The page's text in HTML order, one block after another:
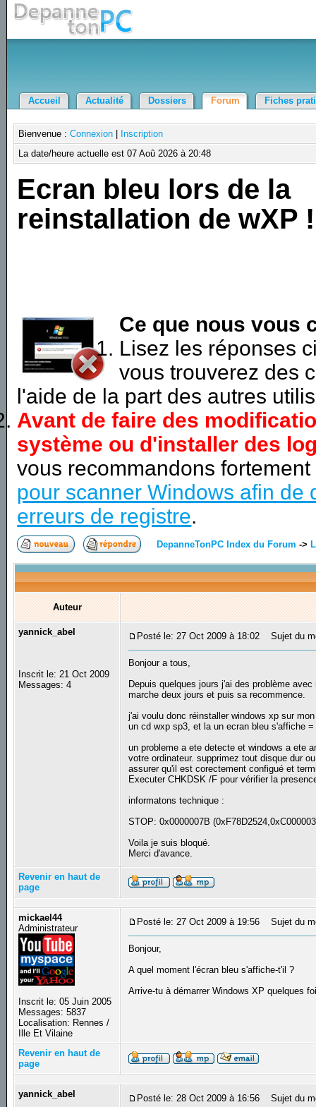
Accueil Actualité Dossiers Forum Fiches
Bienvenue :Connexion
Inscription
La date/heure actuelle est 07 Aoû 2026 à 20:48
Ecran bleu lors de la
reinstallation de wXP !
Ce que nous vous
Lisez les réponses
vous trouverez des
l'aide de la part des autres
Avant de faire des
système ou d'installer des
vous recommandons
pour scanner Windows afin de
erreurs de registre.
DepanneTonPC Index du Forum ->
Auteur
yannick_abel
Inscrit le: 21 Oct 2009
Messages: 4
Posté le: 27 Oct 2009 à 18:02 Sujet du
Bonjour a tous,
Depuis quelques jours j'ai des problème
marche deux jours et puis sa recommence.
j'ai voulu donc réinstaller windows xp sur
un cd wxp sp3, et la un ecran bleu s'affiche =
un probleme a ete detecte et windows a ete
votre ordinateur. supprimez tout disque dur
assurer qu'il est corectement configué et
Executer CHKDSK /F pour vérifier la
informatons technique :
STOP: 0x0000007B
Voila je suis bloqué.
Merci d'avance.
Revenir en haut de
page
mickael44
Administrateur
Inscrit le: 05 Juin 2005
Messages: 5837
Localisation: Rennes /
Ille Et Vilaine
Posté le: 27 Oct 2009 à 19:56 Sujet du
Bonjour,
A quel moment l'écran bleu s'affiche-t'il ?
Arrive-tu à démarrer Windows XP quelques
Revenir en haut de
page
yannick_abel Posté le: 28 Oct 2009 à 16:56 Sujet du